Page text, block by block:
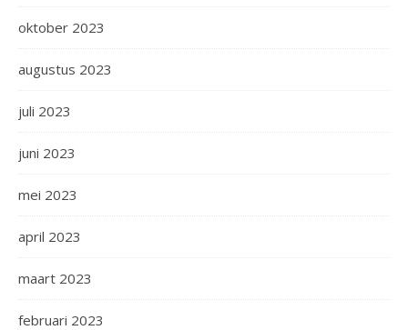
oktober 2023
augustus 2023
juli 2023
juni 2023
mei 2023
april 2023
maart 2023
februari 2023